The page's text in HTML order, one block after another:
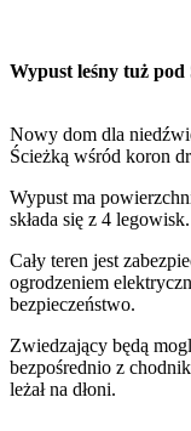
Wypust leśny tuż pod
Nowy dom dla
Ścieżką wśród koron
Wypust ma
składa się z 4 legowisk.
Cały teren jest
ogrodzeniem
bezpieczeństwo.
Zwiedzający będą
bezpośrednio z
leżał na dłoni.